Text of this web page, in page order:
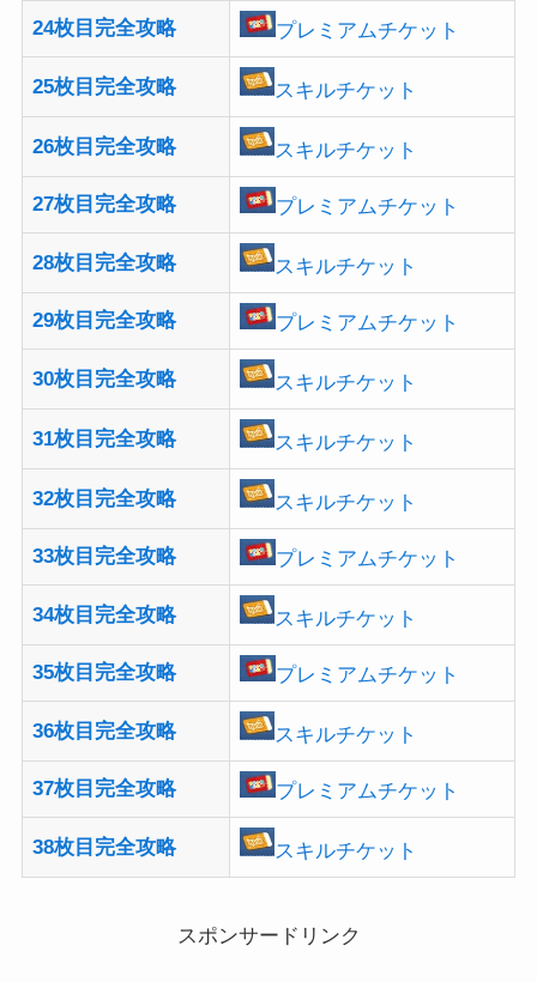
24枚目完全攻略 プレミアムチケット
25枚目完全攻略 スキルチケット
26枚目完全攻略 スキルチケット
27枚目完全攻略 プレミアムチケット
28枚目完全攻略 スキルチケット
29枚目完全攻略 プレミアムチケット
30枚目完全攻略 スキルチケット
31枚目完全攻略 スキルチケット
32枚目完全攻略 スキルチケット
33枚目完全攻略 プレミアムチケット
34枚目完全攻略 スキルチケット
35枚目完全攻略 プレミアムチケット
36枚目完全攻略 スキルチケット
37枚目完全攻略 プレミアムチケット
38枚目完全攻略 スキルチケット
スポンサードリンク